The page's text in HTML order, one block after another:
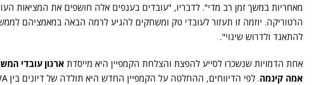
מאחריות במשך זמן רב מדי". לדבריו, "עובדים בענפים אלה חושפים את המציאות
הרטוריקה. יוזמה זו תעזור לעובדי טק ומשחקים להגיע לרמה הבאה במאמציהם
להתאגד ולדרוש שינוי".
אחת הדמויות שנשכרו לסייע להפצת והצלחת הקמפיין היא מייסדת ארגון עובדי
אמה קינמה